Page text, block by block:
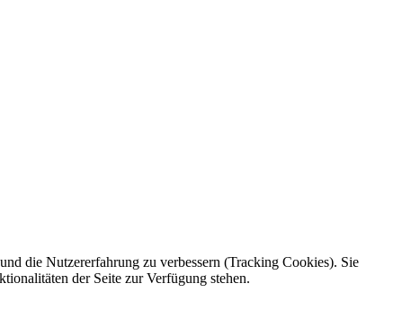
die Nutzererfahrung zu verbessern (Tracking Cookies). Sie
der Seite zur Verfügung stehen.